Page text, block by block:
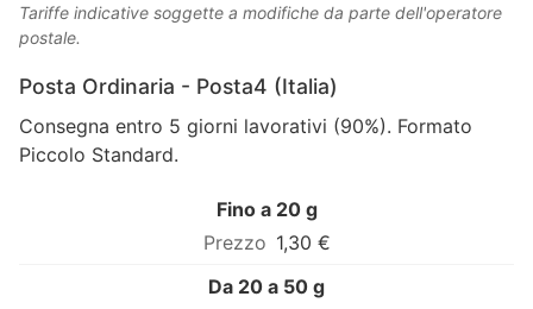
Tariffe indicative soggette a modifiche da parte dell'operatore
postale.
Posta Ordinaria - Posta4 (Italia)
Consegna entro 5 giorni lavorativi (90%). Formato
Piccolo Standard.
Fino a 20 g
1,30 €
Da 20 a 50 g